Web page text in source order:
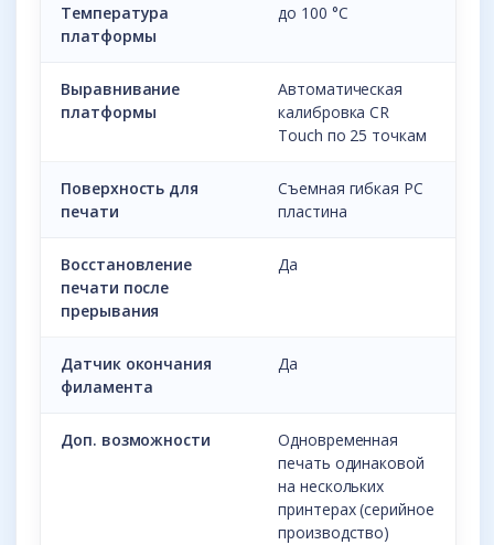
Температура
платформы
до 100 °С
Выравнивание
платформы
Автоматическая
калибровка CR
Touch по 25 точкам
Поверхность для
печати
Съемная гибкая PC
пластина
Восстановление
печати после
прерывания
Да
Датчик окончания
филамента
Да
Доп. возможности
Одновременная
печать одинаковой
на нескольких
принтерах (серийное
производство)